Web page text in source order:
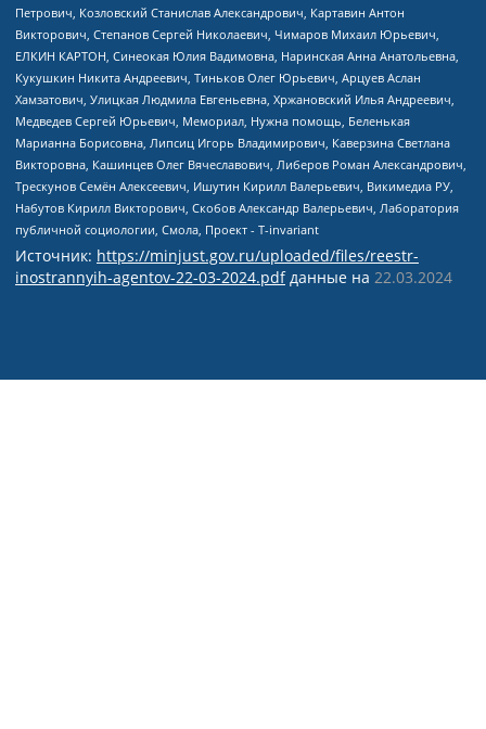
Источник: https://minjust.gov.ru/uploaded/files/reestr-
inostrannyih-agentov-22-03-2024.pdfданные на 22.03.2024